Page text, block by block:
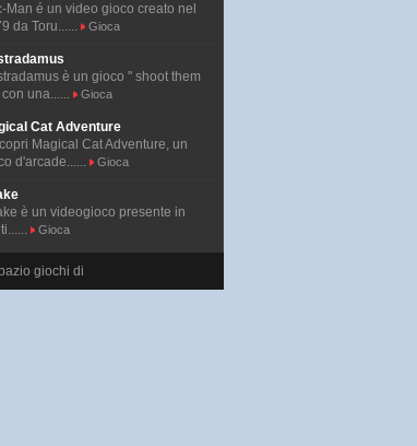
Man é un video gioco creato nel
da Toru......
Gioca
è un gioco " shoot them
con una......
Gioca
Cat Adventure
Magical Cat Adventure, un
d'arcade......
Gioca
è un videogioco presente in
Gioca
giochi di